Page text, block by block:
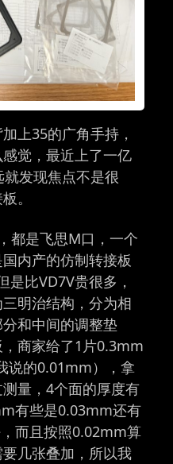
上35的广角手持，
觉，最近上了一亿
发现焦点不是很
。
都是飞思M口，一个
内产的仿制转接板
是比VD7V贵很多，
明治结构，分为相
和中间的调整垫
商家给了1片0.3mm
说的0.01mm），拿
量，4个面的厚度有
有些是0.03mm还有
而且按照0.02mm算
几张叠加，所以我